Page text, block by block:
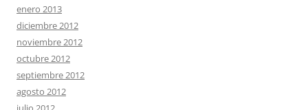
enero 2013
diciembre 2012
noviembre 2012
octubre 2012
septiembre 2012
agosto 2012